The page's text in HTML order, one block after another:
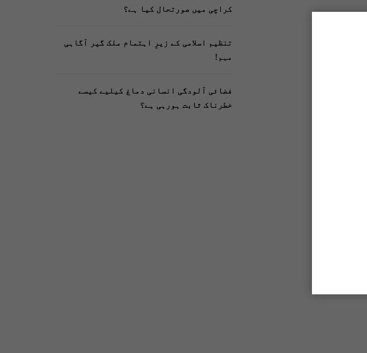
کراچی میں صورتحال کیا ہے؟
تنظیم اسلامی کے زیرِ اہتمام ملک گیر آگاہی
مہم!
فضائی آلودگی انسانی دماغ کیلیے کیسے
خطرناک ثابت ہورہی ہے؟